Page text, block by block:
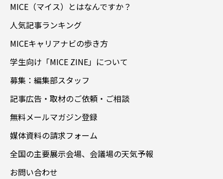
MICE（マイス）とはなんですか？
人気記事ランキング
MICEキャリアナビの歩き方
学生向け「MICE ZINE」について
募集：編集部スタッフ
記事広告・取材のご依頼・ご相談
無料メールマガジン登録
媒体資料の請求フォーム
全国の主要展示会場、会議場の天気予報
お問い合わせ